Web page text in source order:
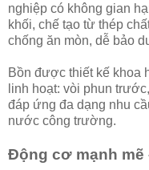
nghiệp có không gian
khối, chế tạo từ thép
chống ăn mòn, dễ bảo
Bồn được thiết kế khoa
linh hoạt: vòi phun
đáp ứng đa dạng nhu
nước công trường.
Động cơ mạnh mẽ